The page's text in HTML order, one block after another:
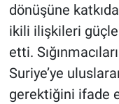
dönüşüne
ikili ilişkileri
etti.
Suriye’ye
gerektiğini ifade